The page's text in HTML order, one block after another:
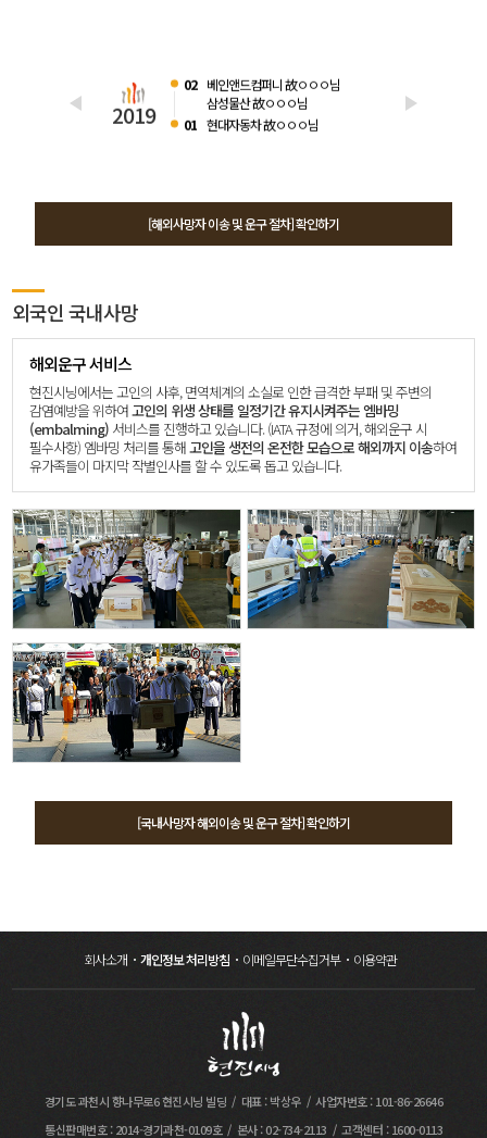
2019
삼성물산 故ㅇㅇㅇ님
현대자동차 故ㅇㅇㅇ님
2018
01
삼성전자 VIP 배우자상 해외 운구 지원
2017
2016
10 한화건설 故ㅇㅇㅇ님
06
LG화학 故ㅇㅇㅇ님
㈜웅진 故ㅇㅇㅇ님
01 태평양물산 故ㅇㅇㅇ님
2015
05
삼성전기 故ㅇㅇㅇ님
2022 09 HMM 故ooo님
2020 02 LG화학 故ㅇㅇㅇ님
02
베인앤드컴퍼니 故ㅇㅇㅇ님
02 삼성 SDS 故ㅇㅇㅇ님
삼성전자 VIP 배우자상 해외 운구 지원
삼성엔지니어링 故ㅇㅇㅇ님
[해외사망자 이송 및 운구 절차] 확인하기
외국인 국내사망
해외운구 서비스
현진시닝에서는 고인의 사후, 면역체계의 소실로 인한 급격한 부패 및 주변의
감염예방을 위하여고인의 위생 상태를 일정기간 유지시켜주는 엠바밍
(embalming) 서비스를 진행하고 있습니다. (IATA 규정에 의거, 해외운구 시
필수사항) 엠바밍 처리를 통해고인을 생전의 온전한 모습으로 해외까지 이송하여
유가족들이 마지막 작별인사를 할 수 있도록 돕고 있습니다.
[국내사망자 해외이송 및 운구 절차] 확인하기
회사소개 개인정보 처리방침 이메일무단수집거부 이용약관
경기도 과천시 향나무로6 현진시닝 빌딩 대표 : 박상우
사업자번호 : 101-86-26646
통신판매번호 : 2014-경기과천-0109호
본사 : 02-734-2113 고객센터 : 1600-0113